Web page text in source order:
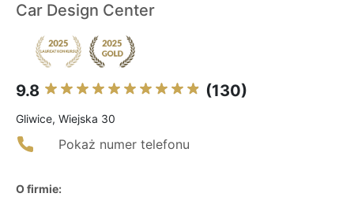
Car Design Center
9.8 (130)
Gliwice, Wiejska 30
Pokaż numer telefonu
O firmie: